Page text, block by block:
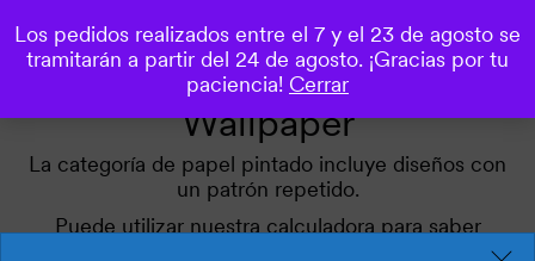
0
Wallpaper
La categoría de papel pintado incluye diseños con
un patrón repetido.
Puede utilizar nuestra calculadora para saber
Los pedidos realizados entre el 7 y el 23 de agosto se
tramitarán a partir del 24 de agosto. ¡Gracias por tu
paciencia! Cerrar